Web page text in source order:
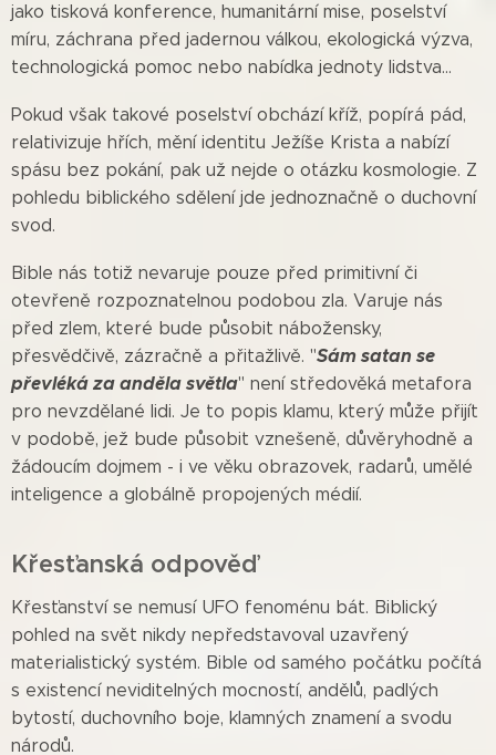
jako tisková konference, humanitární mise, poselství
míru, záchrana před jadernou válkou, ekologická výzva,
technologická pomoc nebo nabídka jednoty lidstva...
Pokud však takové poselství obchází kříž, popírá pád,
relativizuje hřích, mění identitu Ježíše Krista a nabízí
spásu bez pokání, pak už nejde o otázku kosmologie. Z
pohledu biblického sdělení jde jednoznačně o duchovní
svod.
Bible nás totiž nevaruje pouze před primitivní či
otevřeně rozpoznatelnou podobou zla. Varuje nás
před zlem, které bude působit nábožensky,
přesvědčivě, zázračně a přitažlivě. "Sám satan se
převléká za anděla světla" není středověká metafora
pro nevzdělané lidi. Je to popis klamu, který může přijít
v podobě, jež bude působit vznešeně, důvěryhodně a
žádoucím dojmem - i ve věku obrazovek, radarů, umělé
inteligence a globálně propojených médií.
Křesťanská odpověď
Křesťanství se nemusí UFO fenoménu bát. Biblický
pohled na svět nikdy nepředstavoval uzavřený
materialistický systém. Bible od samého počátku počítá
s existencí neviditelných mocností, andělů, padlých
bytostí, duchovního boje, klamných znamení a svodu
národů.